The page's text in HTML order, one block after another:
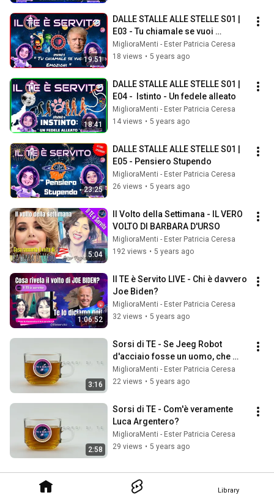
Library
19:51
DALLE STALLE ALLE STELLE S01 |
E03 - Tu chiamale se vuoi
Emozioni
MiglioraMenti - Ester Patricia Ceresa
18 views • 5 years ago
18:41
DALLE STALLE ALLE STELLE S01 |
E04 -  Istinto - Un fedele alleato
MiglioraMenti - Ester Patricia Ceresa
14 views • 5 years ago
23:25
DALLE STALLE ALLE STELLE S01 |
E05 - Pensiero Stupendo
MiglioraMenti - Ester Patricia Ceresa
26 views • 5 years ago
5:04
Il Volto della Settimana - IL VERO
VOLTO DI BARBARA D'URSO
MiglioraMenti - Ester Patricia Ceresa
192 views • 5 years ago
1:06:52
Il TE è Servito LIVE - Chi è davvero
Joe Biden?
MiglioraMenti - Ester Patricia Ceresa
32 views • 5 years ago
3:16
Sorsi di TE - Se Jeeg Robot
d'acciaio fosse un uomo, che
personalità avrebbe?
MiglioraMenti - Ester Patricia Ceresa
22 views • 5 years ago
2:58
Sorsi di TE - Com'è veramente
Luca Argentero?
MiglioraMenti - Ester Patricia Ceresa
29 views • 5 years ago